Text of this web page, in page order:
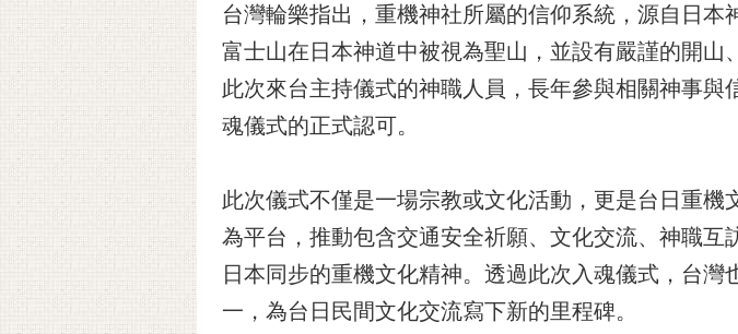
台灣輪樂指出，重機神社所屬的信仰系統，源自日本
富士山在日本神道中被視為聖山，並設有嚴謹的開山
此次來台主持儀式的神職人員，長年參與相關神事
魂儀式的正式認可。
此次儀式不僅是一場宗教或文化活動，更是台日重
為平台，推動包含交通安全祈願、文化交流、神職
日本同步的重機文化精神。透過此次入魂儀式，台
一，為台日民間文化交流寫下新的里程碑。